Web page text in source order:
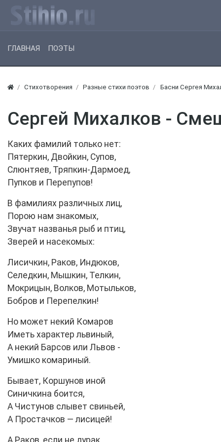
ГЛАВНАЯ ПОЭТЫ
Стихотворения Разные стихи поэтов Басни Сергея
Сергей Михалков -
Каких фамилий только нет:
Пятеркин, Двойкин, Супов,
Слюнтяев, Тряпкин-Дармоед,
Пупков и Перепупов!
В фамилиях различных лиц,
Порою нам знакомых,
Звучат названья рыб и птиц,
Зверей и насекомых:
Лисичкин, Раков, Индюков,
Селедкин, Мышкин, Телкин,
Мокрицын, Волков, Мотыльков,
Бобров и Перепелкин!
Но может некий Комаров
Иметь характер львиный,
А некий Барсов или Львов -
Умишко комариный.
Бывает, Коршунов иной
Синичкина боится,
А Чистунов слывет свиньей,
А Простачков — лисицей!